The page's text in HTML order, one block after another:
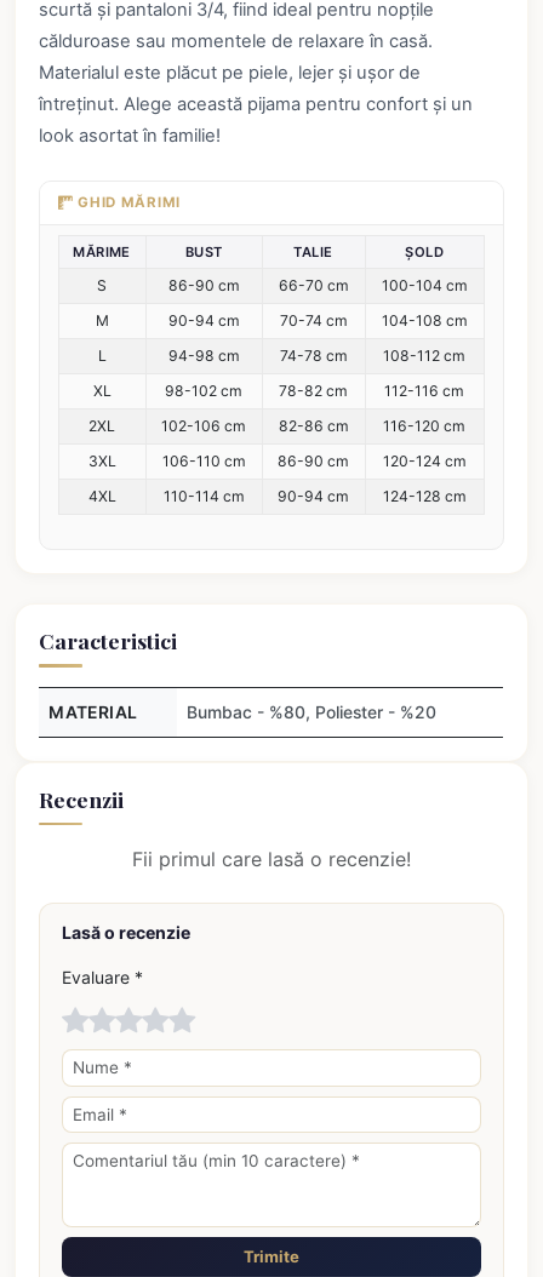
scurtă și pantaloni 3/4, fiind ideal pentru nopțile
călduroase sau momentele de relaxare în casă.
Materialul este plăcut pe piele, lejer și ușor de
întreținut. Alege această pijama pentru confort și un
look asortat în familie!
GHID MĂRIMI
MĂRIME BUST TALIE ȘOLD
S 86-90 cm 66-70 cm
100-104 cm
M
90-94 cm 70-74 cm
104-108 cm
L
94-98 cm 74-78 cm
108-112 cm
XL
98-102 cm 78-82 cm
112-116 cm
2XL
102-106 cm 82-86 cm
116-120 cm
3XL
106-110 cm 86-90 cm
120-124 cm
4XL
110-114 cm 90-94 cm 124-128 cm
Caracteristici
MATERIAL Bumbac - %80, Poliester - %20
Recenzii
Fii primul care lasă o recenzie!
Lasă o recenzie
Evaluare *
Trimite